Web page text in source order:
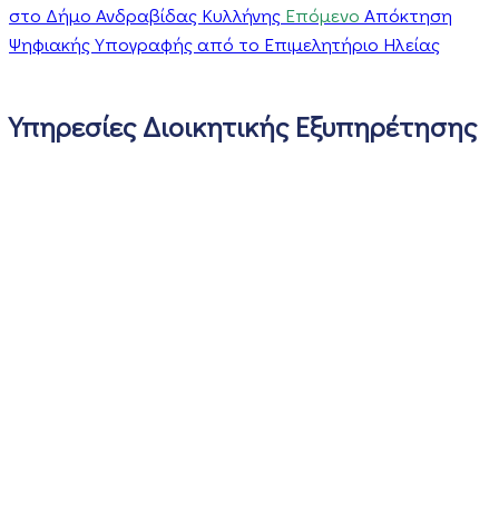
στο Δήμο Ανδραβίδας Κυλλήνης Επόμενο Απόκτηση
Ψηφιακής Υπογραφής από το Επιμελητήριο Ηλείας
Υπηρεσίες Διοικητικής Εξυπηρέτησης